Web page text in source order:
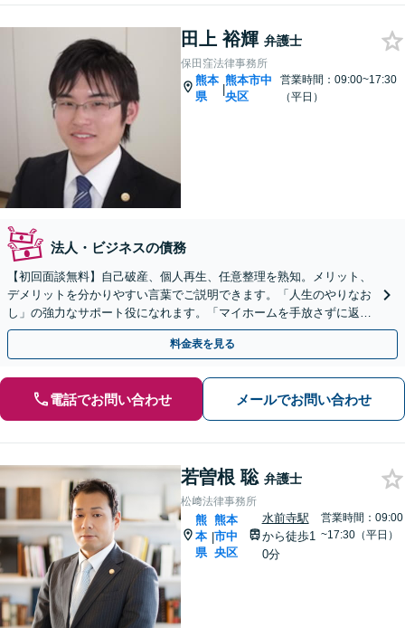
田上 裕輝 弁護士
保田窪法律事務所
熊本
県
|
熊本市中
央区
営業時間：09:00~17:30
（平日）
法人・ビジネスの債務
【初回面談無料】自己破産、個人再生、任意整理を熟知。メリット、
デメリットを分かりやすい言葉でご説明できます。「人生のやりなお
し」の強力なサポート役になれます。「マイホームを手放さずに返済
したい」にも対応【子連れ相談可】
料金表を見る
電話でお問い合わせ メールでお問い合わせ
若曽根 聡 弁護士
松﨑法律事務所
熊
本
県
|
熊本
市中
央区
水前寺駅
から徒歩1
0分
営業時間：09:00
~17:30（平日）